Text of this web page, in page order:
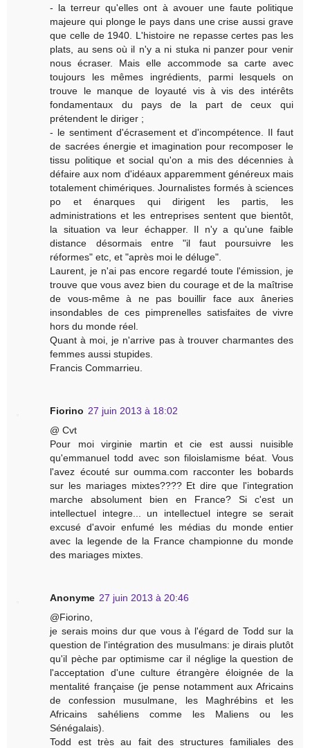
- la terreur qu'elles ont à avouer une faute politique
majeure qui plonge le pays dans une crise aussi grave
que celle de 1940. L'histoire ne repasse certes pas les
plats, au sens où il n'y a ni stuka ni panzer pour venir
nous écraser. Mais elle accommode sa carte avec
toujours les mêmes ingrédients, parmi lesquels on
trouve le manque de loyauté vis à vis des intérêts
fondamentaux du pays de la part de ceux qui
prétendent le diriger ;
- le sentiment d'écrasement et d'incompétence. Il faut
de sacrées énergie et imagination pour recomposer le
tissu politique et social qu'on a mis des décennies à
défaire aux nom d'idéaux apparemment généreux mais
totalement chimériques. Journalistes formés à sciences
po et énarques qui dirigent les partis, les
administrations et les entreprises sentent que bientôt,
la situation va leur échapper. Il n'y a qu'une faible
distance désormais entre "il faut poursuivre les
réformes" etc, et "après moi le déluge".
Laurent, je n'ai pas encore regardé toute l'émission, je
trouve que vous avez bien du courage et de la maîtrise
de vous-même à ne pas bouillir face aux âneries
insondables de ces pimprenelles satisfaites de vivre
hors du monde réel.
Quant à moi, je n'arrive pas à trouver charmantes des
femmes aussi stupides.
Francis Commarrieu.
Fiorino 27 juin 2013 à 18:02
@ Cvt
Pour moi virginie martin et cie est aussi nuisible
qu'emmanuel todd avec son filoislamisme béat. Vous
l'avez écouté sur oumma.com racconter les bobards
sur les mariages mixtes???? Et dire que l'integration
marche absolument bien en France? Si c'est un
intellectuel integre... un intellectuel integre se serait
excusé d'avoir enfumé les médias du monde entier
avec la legende de la France championne du monde
des mariages mixtes.
Anonyme 27 juin 2013 à 20:46
@Fiorino,
je serais moins dur que vous à l'égard de Todd sur la
question de l'intégration des musulmans: je dirais plutôt
qu'il pèche par optimisme car il néglige la question de
l'acceptation d'une culture étrangère éloignée de la
mentalité française (je pense notamment aux Africains
de confession musulmane, les Maghrébins et les
Africains sahéliens comme les Maliens ou les
Sénégalais).
Todd est très au fait des structures familiales des